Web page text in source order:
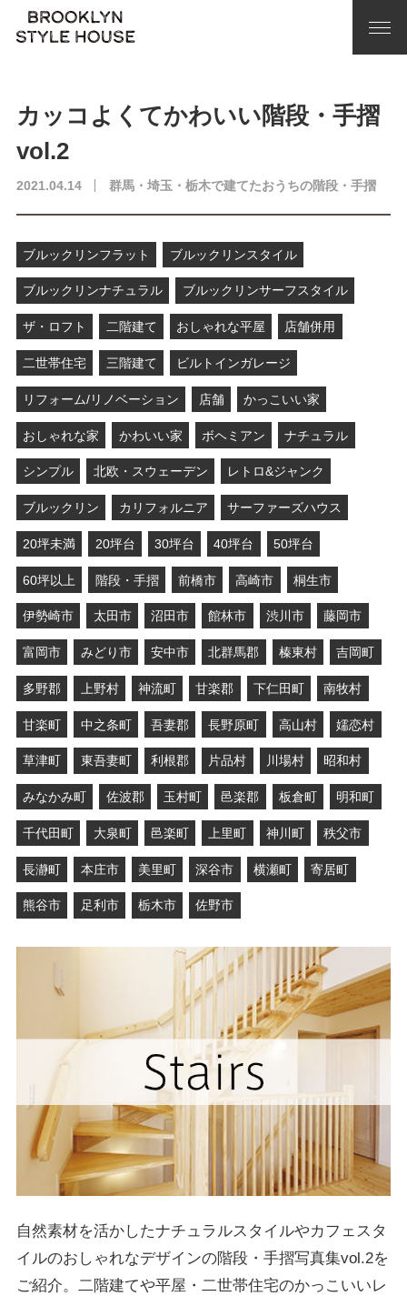
カッコよくてかわいい階段・手摺
vol.2
2021.04.14 群馬・埼玉・栃木で建てたおうちの階段・手摺
ブルックリンフラット ブルックリンスタイル
ブルックリンナチュラル ブルックリンサーフスタイル
ザ・ロフト 二階建て おしゃれな平屋 店舗併用
二世帯住宅 三階建て ビルトインガレージ
リフォーム/リノベーション 店舗 かっこいい家
おしゃれな家 かわいい家 ボヘミアン ナチュラル
シンプル 北欧・スウェーデン レトロ&ジャンク
ブルックリン カリフォルニア サーファーズハウス
20坪未満 20坪台 30坪台 40坪台 50坪台
60坪以上 階段・手摺 前橋市 高崎市 桐生市
伊勢崎市 太田市 沼田市 館林市 渋川市 藤岡市
富岡市 みどり市 安中市 北群馬郡 榛東村 吉岡町
多野郡 上野村 神流町 甘楽郡 下仁田町 南牧村
甘楽町 中之条町 吾妻郡 長野原町 高山村 嬬恋村
草津町 東吾妻町 利根郡 片品村 川場村 昭和村
みなかみ町 佐波郡 玉村町 邑楽郡 板倉町 明和町
千代田町 大泉町 邑楽町 上里町 神川町 秩父市
長瀞町 本庄市 美里町 深谷市 横瀬町 寄居町
熊谷市 足利市 栃木市 佐野市
自然素材を活かしたナチュラルスタイルやカフェスタ
イルのおしゃれなデザインの階段・手摺写真集vol.2を
ご紹介。二階建てや平屋・二世帯住宅のかっこいいレ